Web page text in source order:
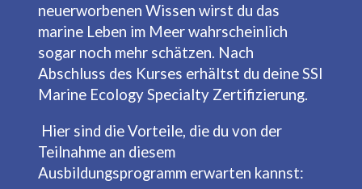
neuerworbenen Wissen wirst du das
marine Leben im Meer wahrscheinlich
sogar noch mehr schätzen. Nach
Abschluss des Kurses erhältst du deine SSI
Marine Ecology Specialty Zertifizierung.
Hier sind die Vorteile, die du von der
Teilnahme an diesem
Ausbildungsprogramm erwarten kannst: